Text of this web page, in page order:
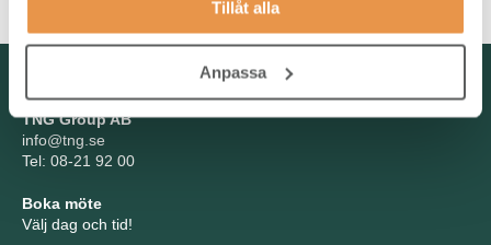
Tillåt alla
Anpassa
TNG Group AB
info@tng.se
Tel: 08-21 92 00
Boka möte
Välj dag och tid!